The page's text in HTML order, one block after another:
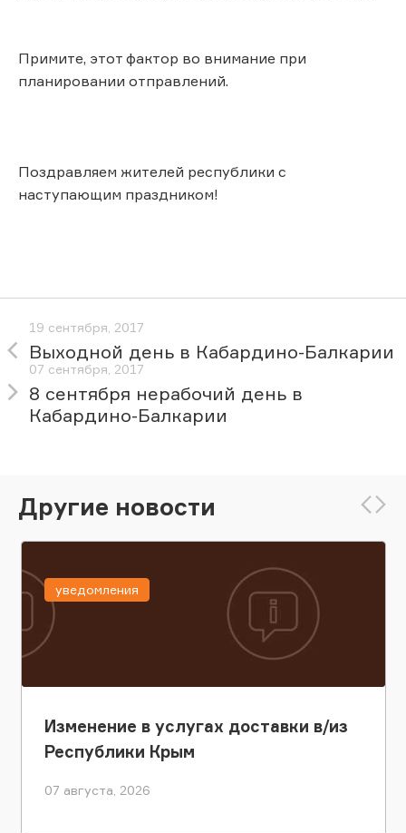
Примите, этот фактор во внимание при
планировании отправлений.
Поздравляем жителей республики с
наступающим праздником!
19 сентября, 2017
Выходной день в Кабардино-Балкарии
07 сентября, 2017
8 сентября нерабочий день в
Кабардино-Балкарии
Другие новости
Изменение в услугах доставки в/из
Республики Крым
07 августа, 2026
уведомления